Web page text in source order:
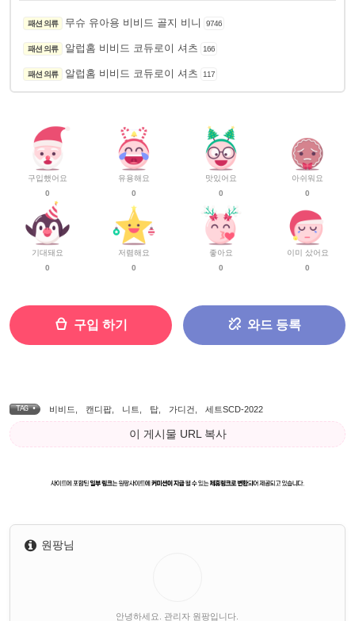
패션 의류 무슈 유아용 비비드 골지 비니 9746
패션 의류 알럽홈 비비드 코듀로이 셔츠 166
패션 의류 알럽홈 비비드 코듀로이 셔츠 117
구입했어요
0
기대돼요
0
유용해요
0
저렴해요
0
맛있어요
0
좋아요
0
아쉬워요
0
이미 샀어요
0
구입 하기 와드 등록
TAG • 비비드 캔디팝 니트 탑 가디건 세트SCD-2022
이 게시물 URL 복사
원팡님
안녕하세요. 관리자 원팡입니다.